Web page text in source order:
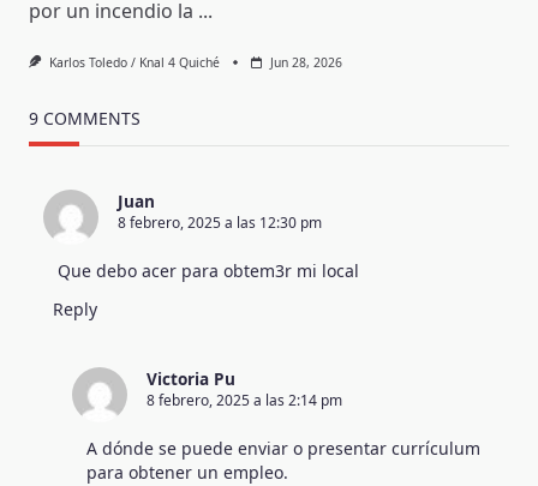
por un incendio la ...
Karlos Toledo / Knal 4 Quiché Jun 28, 2026
9 COMMENTS
Juan
8 febrero, 2025 a las 12:30 pm
Que debo acer para obtem3r mi local
Reply
Victoria Pu
8 febrero, 2025 a las 2:14 pm
A dónde se puede enviar o presentar currículum
para obtener un empleo.